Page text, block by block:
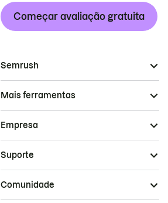
Começar avaliação gratuita
Semrush
Mais ferramentas
Empresa
Suporte
Comunidade